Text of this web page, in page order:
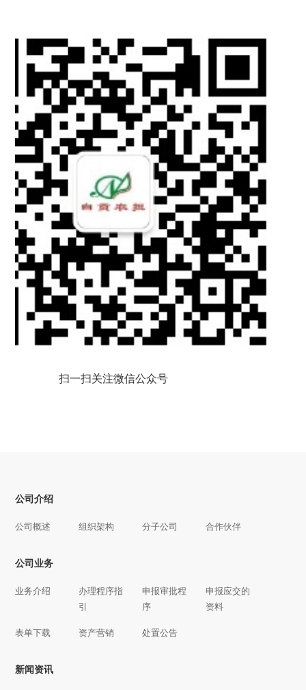
扫一扫关注微信公众号
公司介绍
公司概述 组织架构 分子公司 合作伙伴
公司业务
业务介绍
办理程序指
引
申报审批程
序
申报应交的
资料
表单下载 资产营销 处置公告
新闻资讯